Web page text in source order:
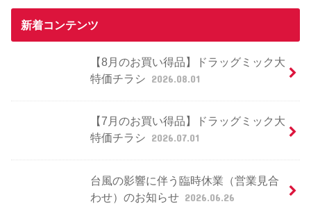
新着コンテンツ
【8月のお買い得品】ドラッグミック大
特価チラシ 2026.08.01
【7月のお買い得品】ドラッグミック大
特価チラシ 2026.07.01
台風の影響に伴う臨時休業（営業見合
わせ）のお知らせ 2026.06.26